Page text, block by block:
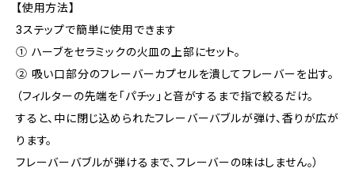
【使用方法】
3ステップで簡単に使用できます
① ハーブをセラミックの火皿の上部にセット。
② 吸い口部分のフレーバーカプセルを潰してフレーバーを出す。
（フィルターの先端を「パチッ」と音がするまで指で絞るだけ。
すると、中に閉じ込められたフレーバーバブルが弾け、香りが広が
ります。
フレーバーバブルが弾けるまで、フレーバーの味はしません。）